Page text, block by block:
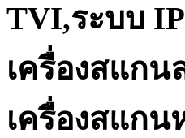
TVI,ระบบ
เครื่องสแกน
เครื่องสแกน